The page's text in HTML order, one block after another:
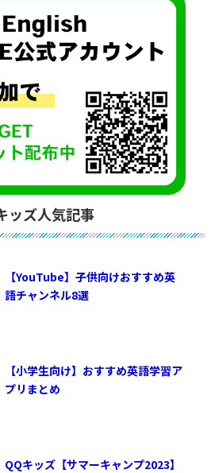
ッズ人気記事
【YouTube】子供向けおすすめ英
語チャンネル8選
【小学生向け】おすすめ英語学習ア
プリまとめ
QQキッズ【サマーキャンプ2023】